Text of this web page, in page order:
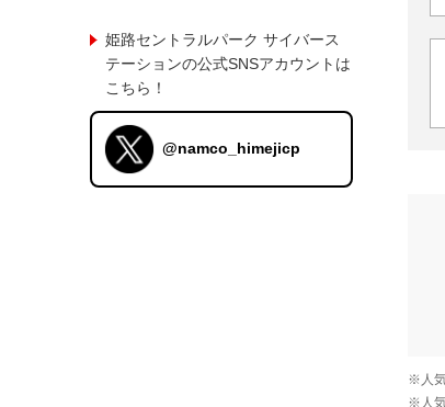
姫路セントラルパーク サイバース
テーションの公式SNSアカウントは
こちら！
@namco_himejicp